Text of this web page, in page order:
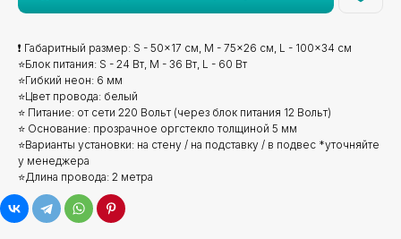
❗ Габаритный размер: S - 50x17 см, M - 75x26 см, L - 100x34 см
⭐Блок питания: S - 24 Вт, M - 36 Вт, L - 60 Вт
⭐Гибкий неон: 6 мм
⭐Цвет провода: белый
⭐ Питание: от сети 220 Вольт (через блок питания 12 Вольт)
⭐ Основание: прозрачное оргстекло толщиной 5 мм
⭐Варианты установки: на стену / на подставку / в подвес *уточняйте
у менеджера
⭐Длина провода: 2 метра